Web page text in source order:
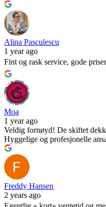
Alina Pasculescu
1 year ago
Fint og rask service, gode
Moa
1 year ago
Veldig fornøyd! De skiftet
Hyggelige og profesjonelle
Freddy Hansen
2 years ago